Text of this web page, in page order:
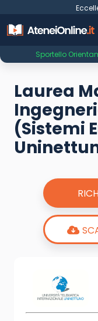
Sportello
Laurea
(Sistemi